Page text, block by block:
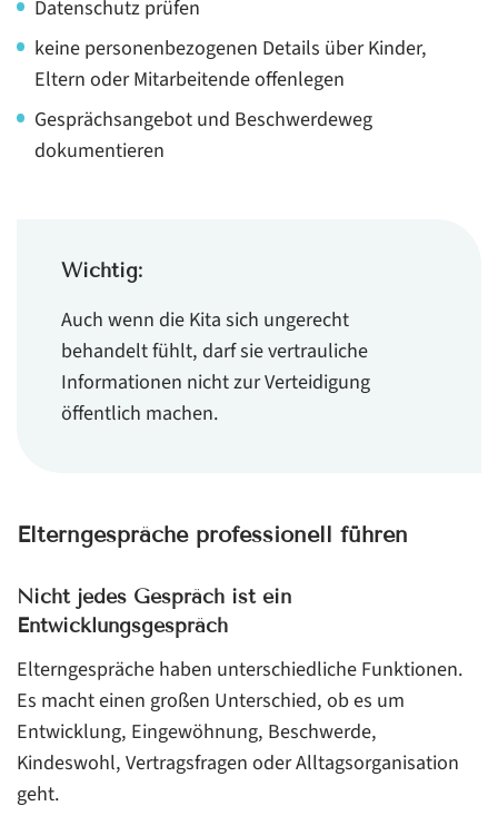
Datenschutz prüfen
keine personenbezogenen Details über Kinder,
Eltern oder Mitarbeitende offenlegen
Gesprächsangebot und Beschwerdeweg
dokumentieren
Wichtig:
Auch wenn die Kita sich ungerecht
behandelt fühlt, darf sie vertrauliche
Informationen nicht zur Verteidigung
öffentlich machen.
Elterngespräche professionell führen
Nicht jedes Gespräch ist ein
Entwicklungsgespräch
Elterngespräche haben unterschiedliche Funktionen.
Es macht einen großen Unterschied, ob es um
Entwicklung, Eingewöhnung, Beschwerde,
Kindeswohl, Vertragsfragen oder Alltagsorganisation
geht.